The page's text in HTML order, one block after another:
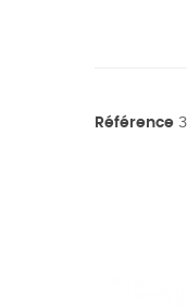
Référence